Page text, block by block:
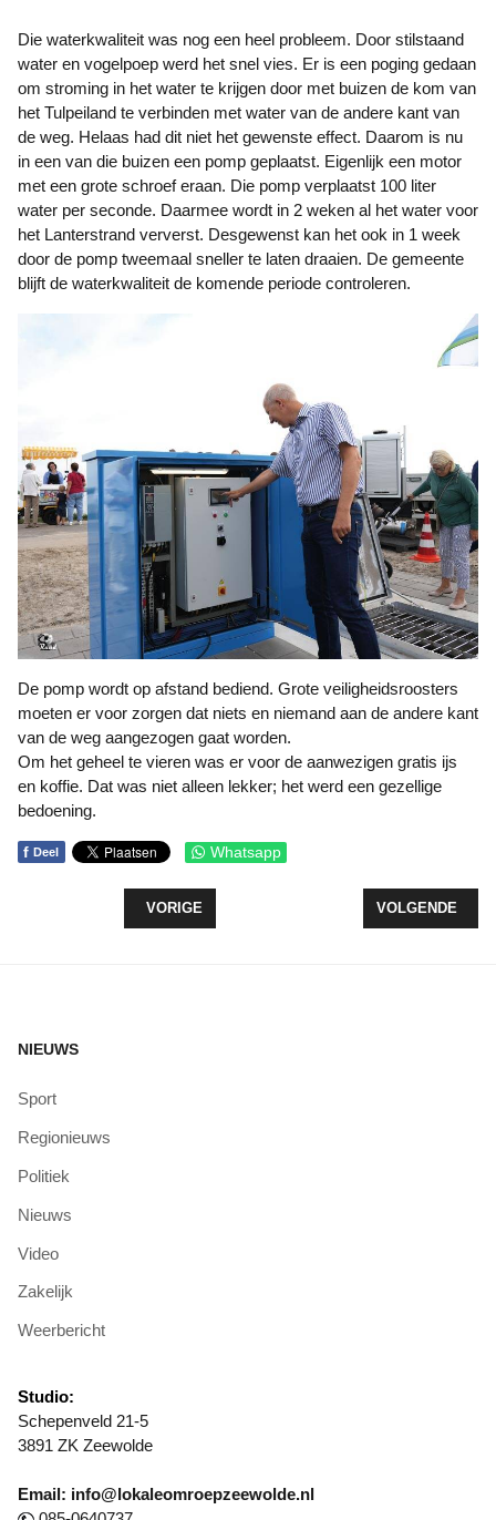
Die waterkwaliteit was nog een heel probleem. Door stilstaand
water en vogelpoep werd het snel vies. Er is een poging gedaan
om stroming in het water te krijgen door met buizen de kom van
het Tulpeiland te verbinden met water van de andere kant van
de weg. Helaas had dit niet het gewenste effect. Daarom is nu
in een van die buizen een pomp geplaatst. Eigenlijk een motor
met een grote schroef eraan. Die pomp verplaatst 100 liter
water per seconde. Daarmee wordt in 2 weken al het water voor
het Lanterstrand ververst. Desgewenst kan het ook in 1 week
door de pomp tweemaal sneller te laten draaien. De gemeente
blijft de waterkwaliteit de komende periode controleren.
De pomp wordt op afstand bediend. Grote veiligheidsroosters
moeten er voor zorgen dat niets en niemand aan de andere kant
van de weg aangezogen gaat worden.
Om het geheel te vieren was er voor de aanwezigen gratis ijs
en koffie. Dat was niet alleen lekker; het werd een gezellige
bedoening.
f Deel Whatsapp
VORIG ARTIKEL: GIJS (7) ZWEMT IN ÉÉN KEER
VORIGE VOLGENDE
VOLGENDE
NIEUWS
Sport
Regionieuws
Politiek
Nieuws
Video
Zakelijk
Weerbericht
Studio:
Schepenveld 21-5
3891 ZK Zeewolde
Email: info@lokaleomroepzeewolde.nl